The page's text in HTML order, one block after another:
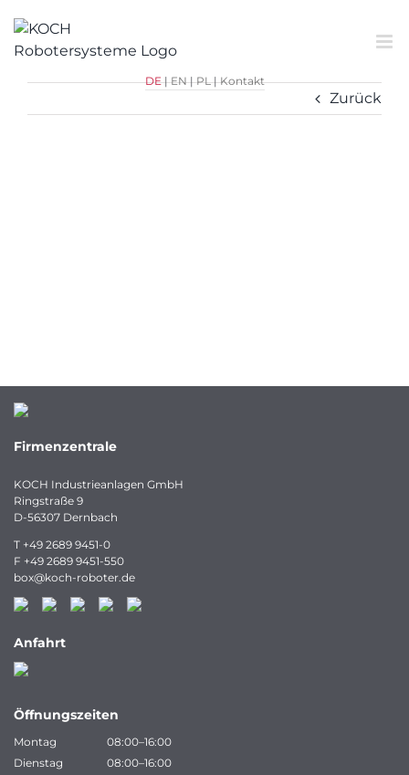
Inhalt
springen
DE|EN|PL|Kontakt
Zurück
Firmenzentrale
KOCH Industrieanlagen GmbH
Ringstraße 9
D-56307 Dernbach
T +49 2689 9451-0
F +49 2689 9451-550
box@koch-roboter.de
Anfahrt
Öffnungszeiten
Montag
08:00–16:00
Dienstag
08:00–16:00